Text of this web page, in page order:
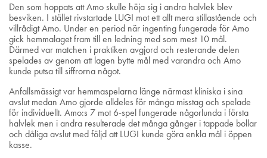
Den som hoppats att Amo skulle höja sig i andra halvlek blev
besviken. I stället rivstartade LUGI mot ett allt mera stillastående och
villrådigt Amo. Under en period när ingenting fungerade för Amo
gick hemmalaget fram till en ledning med som mest 10 mål.
Därmed var matchen i praktiken avgjord och resterande delen
spelades av genom att lagen bytte mål med varandra och Amo
kunde putsa till siffrorna något.
Anfallsmässigt var hemmaspelarna länge närmast kliniska i sina
avslut medan Amo gjorde alldeles för många misstag och spelade
för individuellt. Amo:s 7 mot 6-spel fungerade någorlunda i första
halvlek men i andra resulterade det många gånger i tappade bollar
och dåliga avslut med följd att LUGI kunde göra enkla mål i öppen
kasse.